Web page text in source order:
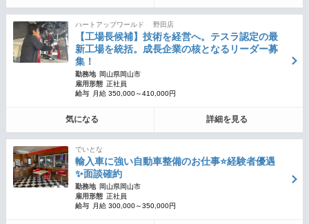
ハートアップワールド 野田店
【工場長候補】技術を経営へ。テスラ認定の最
新工場を統括。成長企業の核となるリーダー募
集！
勤務地 岡山県岡山市
雇用形態 正社員
給与
月給 350,000～410,000円
気になる 詳細を見る
でいとな
輸入車に強い自動車整備のお仕事⭐経験者優遇
✨面談確約
勤務地 岡山県岡山市
雇用形態 正社員
給与
月給 300,000～350,000円